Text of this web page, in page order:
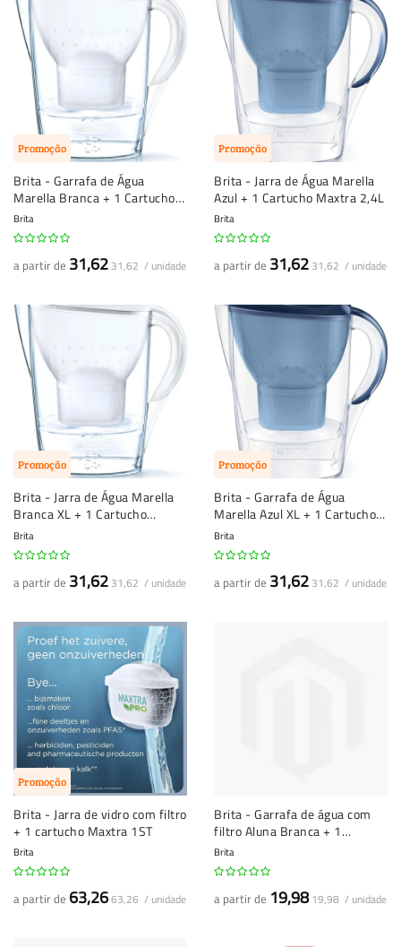
Promoção
Brita - Garrafa de Água
Marella Branca + 1 Cartucho
Maxtra 2,4L
Brita
a partir de 31,62 31,62 / unidade
Promoção
Brita - Jarra de Água Marella
Azul + 1 Cartucho Maxtra 2,4L
Brita
a partir de 31,62 31,62 / unidade
Promoção
Brita - Jarra de Água Marella
Branca XL + 1 Cartucho
Maxtra 3,5L
Brita
a partir de 31,62 31,62 / unidade
Promoção
Brita - Garrafa de Água
Marella Azul XL + 1 Cartucho
Maxtra 3,5L
Brita
a partir de 31,62 31,62 / unidade
Promoção
Brita - Jarra de vidro com filtro
+ 1 cartucho Maxtra 1ST
Brita
a partir de 63,2663,26 / unidade
Brita - Garrafa de água com
filtro Aluna Branca + 1
Cartucho Maxtra PRO
Brita
a partir de 19,98 19,98 / unidade